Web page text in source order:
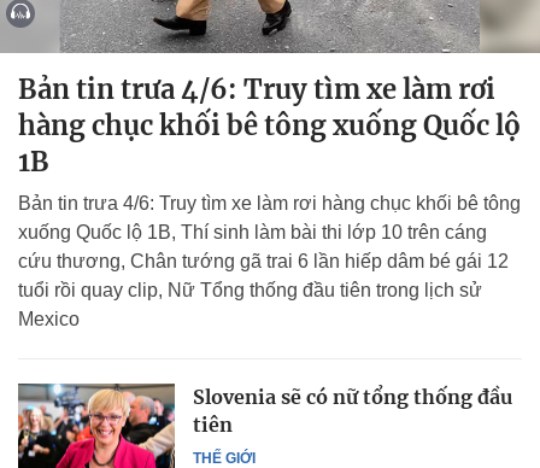
Bản tin trưa 4/6: Truy tìm xe làm rơi
hàng chục khối bê tông xuống Quốc lộ
1B
Bản tin trưa 4/6: Truy tìm xe làm rơi hàng chục khối bê tông
xuống Quốc lộ 1B, Thí sinh làm bài thi lớp 10 trên cáng
cứu thương, Chân tướng gã trai 6 lần hiếp dâm bé gái 12
tuổi rồi quay clip, Nữ Tổng thống đầu tiên trong lịch sử
Mexico
THẾ GIỚI
Slovenia sẽ có nữ tổng thống đầu
tiên